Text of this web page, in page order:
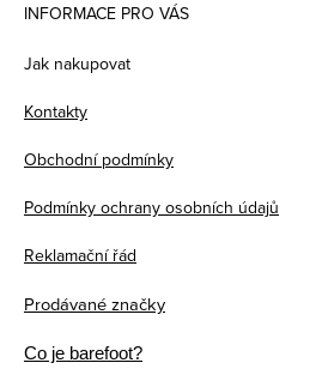
INFORMACE PRO VÁS
Jak nakupovat
Kontakty
Obchodní podmínky
Podmínky ochrany osobních údajů
Reklamační řád
Prodávané značky
Co je barefoot?